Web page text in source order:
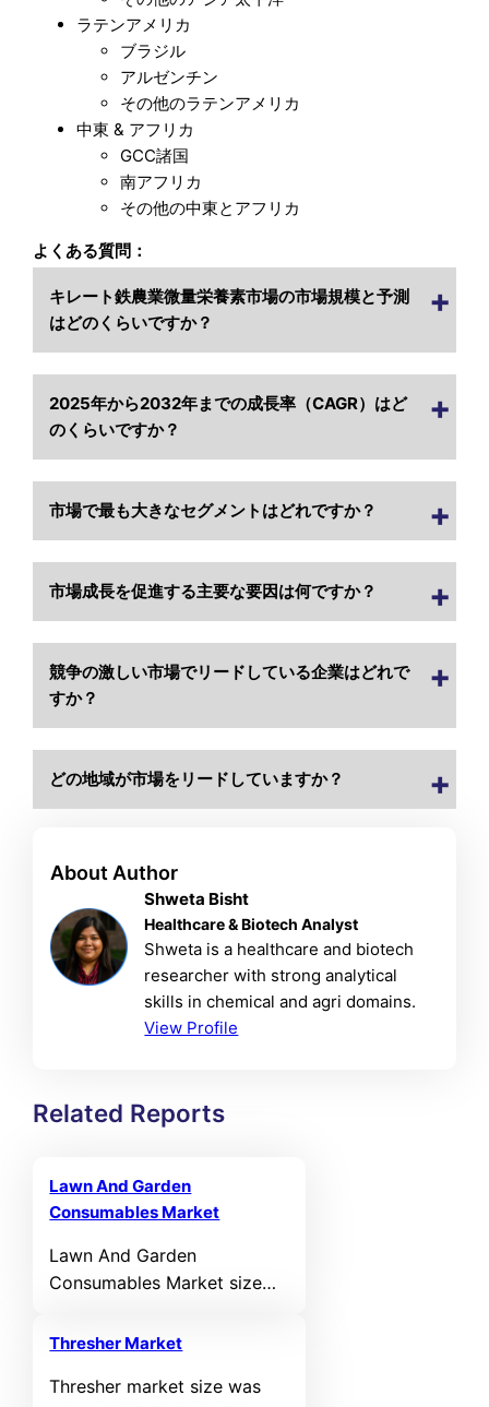
ラテンアメリカ
ブラジル
アルゼンチン
その他のラテンアメリカ
中東 & アフリカ
GCC諸国
南アフリカ
その他の中東とアフリカ
よくある質問：
キレート鉄農業微量栄養素市場の市場規模と予測
はどのくらいですか？
2025年から2032年までの成長率（CAGR）はど
のくらいですか？
市場で最も大きなセグメントはどれですか？
市場成長を促進する主要な要因は何ですか？
競争の激しい市場でリードしている企業はどれで
すか？
どの地域が市場をリードしていますか？
About Author
Shweta Bisht
Healthcare & Biotech Analyst
Shweta is a healthcare and biotech
researcher with strong analytical
skills in chemical and agri domains.
View Profile
Related Reports
Lawn And Garden
Consumables Market
Lawn And Garden
Consumables Market size
million in 2024 and is
36035.47 million by 2032, at
Thresher Market
Thresher market size was